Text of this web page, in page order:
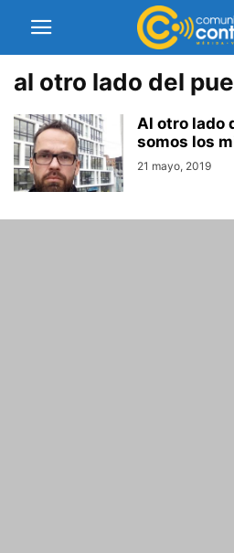
al otro lado del
Al otro lado
somos los
21 mayo, 2019